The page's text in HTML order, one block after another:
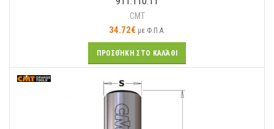
CMT
34.72€ με Φ.Π.Α.
ΠΡΟΣΘΉΚΗ ΣΤΟ ΚΑΛΆΘΙ